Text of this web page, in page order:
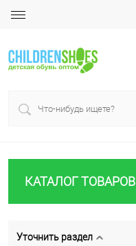
КАТАЛОГ ТОВАРОВ
Уточнить раздел